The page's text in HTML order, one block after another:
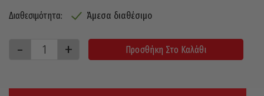
Διαθεσιμότητα: Άμεσα διαθέσιμο
Προσθήκη Στο Καλάθι